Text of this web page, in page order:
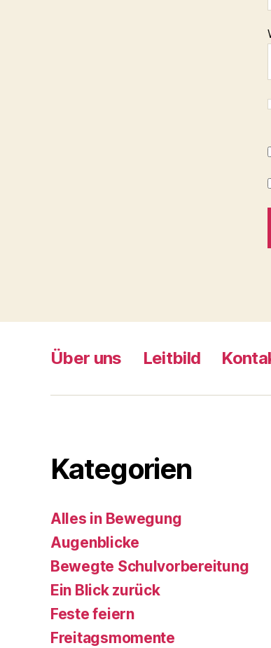
Über uns Leitbild
Kategorien
Alles in Bewegung
Augenblicke
Bewegte Schulvorbereitung
Ein Blick zurück
Feste feiern
Freitagsmomente